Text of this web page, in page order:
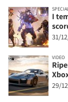
I
31/
VIDEO
29/